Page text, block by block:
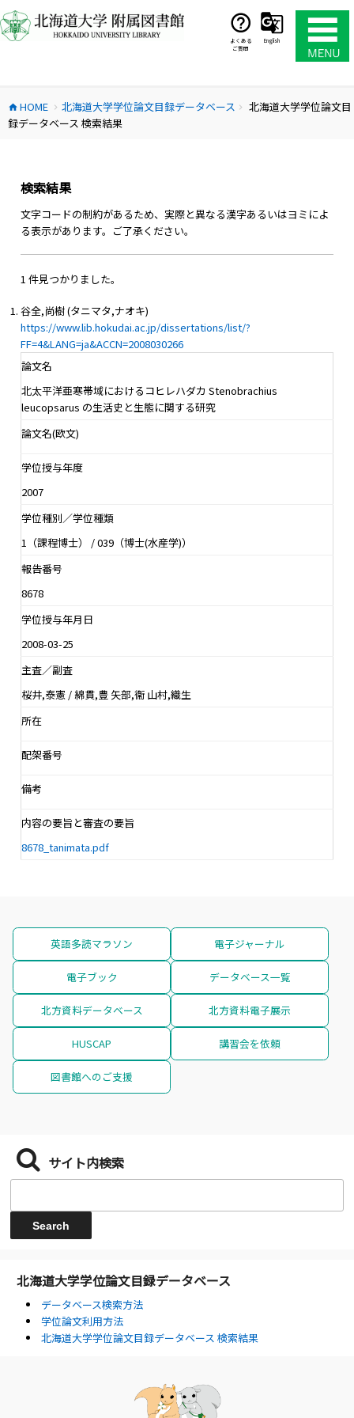
ン
テ
ス
キ
よくある
ご質問
English
home HOME chevron_right 北海道大学学位論文目録データベース chevron_right
北海道大学学位論文目
録データベース 検索結果
検索結果
文字コードの制約があるため、実際と異なる漢字あるいはヨミによ
る表示があります。ご了承ください。
1 件見つかりました。
谷全,尚樹 (タニマタ,ナオキ)
https://www.lib.hokudai.ac.jp/dissertations/list/?
FF=4&LANG=ja&ACCN=2008030266
論文名
北太平洋亜寒帯域におけるコヒレハダカ Stenobrachius
leucopsarus の生活史と生態に関する研究
論文名(欧文)
学位授与年度
2007
学位種別／学位種類
1（課程博士） / 039（博士(水産学)）
報告番号
8678
学位授与年月日
2008-03-25
主査／副査
桜井,泰憲 / 綿貫,豊 矢部,衞 山村,織生
所在
配架番号
備考
内容の要旨と審査の要旨
8678_tanimata.pdf
英語多読マラソン 電子ジャーナル
電子ブック データベース一覧
北方資料データベース 北方資料電子展示
HUSCAP 講習会を依頼
図書館へのご支援
サイト内検索
北海道大学学位論文目録データベース
データベース検索方法
学位論文利用方法
北海道大学学位論文目録データベース 検索結果